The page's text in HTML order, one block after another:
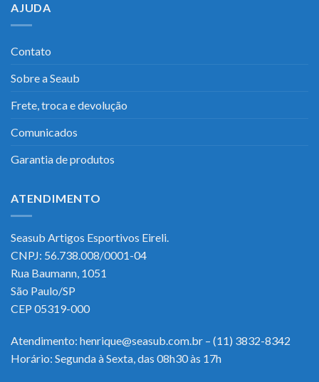
AJUDA
Contato
Sobre a Seaub
Frete, troca e devolução
Comunicados
Garantia de produtos
ATENDIMENTO
Seasub Artigos Esportivos Eireli.
CNPJ: 56.738.008/0001-04
Rua Baumann, 1051
São Paulo/SP
CEP 05319-000
Atendimento: henrique@seasub.com.br – (11) 3832-8342
Horário: Segunda à Sexta, das 08h30 às 17h